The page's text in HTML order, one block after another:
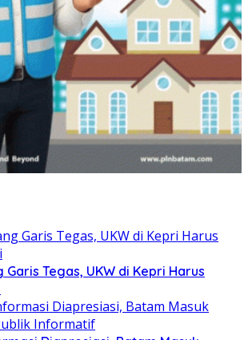
Garis Tegas, UKW di Kepri Harus